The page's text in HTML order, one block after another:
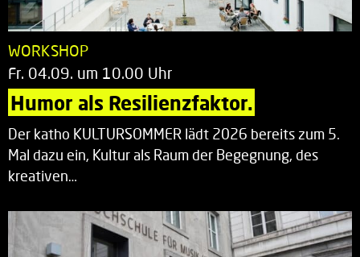
WORKSHOP
Fr. 04.09. um 10.00 Uhr
Humor als Resilienzfaktor.
Der katho KULTURSOMMER lädt 2026 bereits zum 5.
Mal dazu ein, Kultur als Raum der Begegnung, des
kreativen…